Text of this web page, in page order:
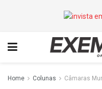
Home Colunas Câmaras